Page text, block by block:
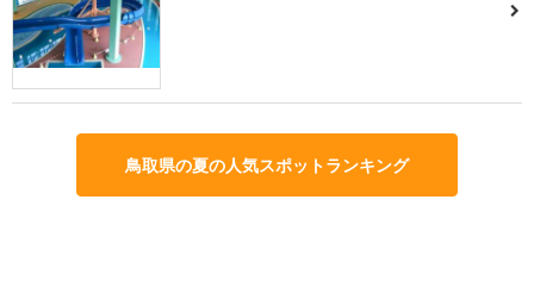
鳥取県の夏の人気スポットランキング